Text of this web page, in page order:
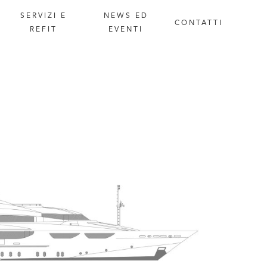
SERVIZI
E
REFIT
NEWS
ED
EVENTI
CONTATTI